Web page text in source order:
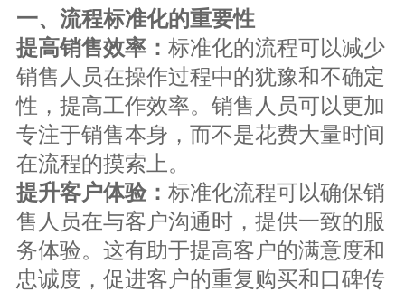
一、流程标准化的重要性
提高销售效率： 标准化的流程可以减少
销售人员在操作过程中的犹豫和不确定
性，提高工作效率。销售人员可以更加
专注于销售本身，而不是花费大量时间
在流程的摸索上。
提升客户体验： 标准化流程可以确保销
售人员在与客户沟通时，提供一致的服
务体验。这有助于提高客户的满意度和
忠诚度，促进客户的重复购买和口碑传